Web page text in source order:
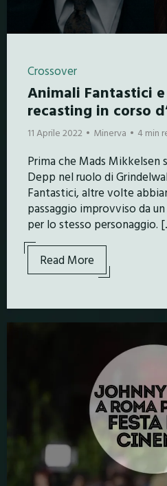
Crossover
Animali Fantastici
recasting in corso
11 Aprile 2022 Minerva 4 min
Prima che Mads Mikkelsen
Depp nel ruolo di
Fantastici, altre volte
passaggio improvviso da
per lo stesso personaggio.
Read More